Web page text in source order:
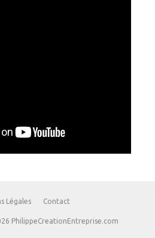
Légales Contact
PhilippeCreationEntreprise.com